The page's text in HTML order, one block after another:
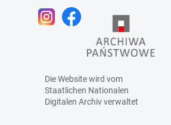
Die Website wird vom
Staatlichen Nationalen
Digitalen Archivverwaltet